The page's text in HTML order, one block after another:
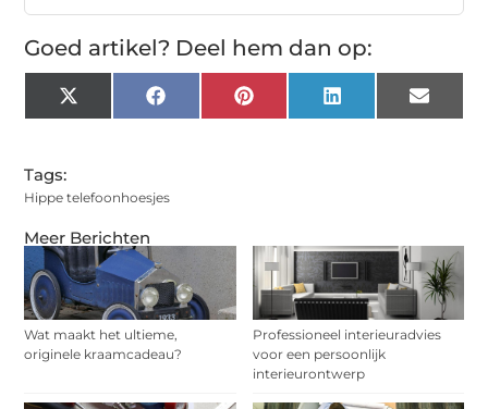
Meer Berichten
Wat maakt het ultieme,
originele kraamcadeau?
Professioneel interieuradvies
voor een persoonlijk
interieurontwerp
Goed artikel? Deel hem dan op:
X
(Twitter)
Facebook Pinterest LinkedIn Email
Tags:
Hippe telefoonhoesjes